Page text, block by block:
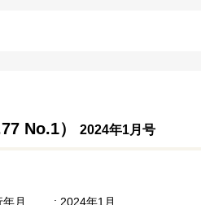
No.1） 2024年1月号
月 : 2024年1月